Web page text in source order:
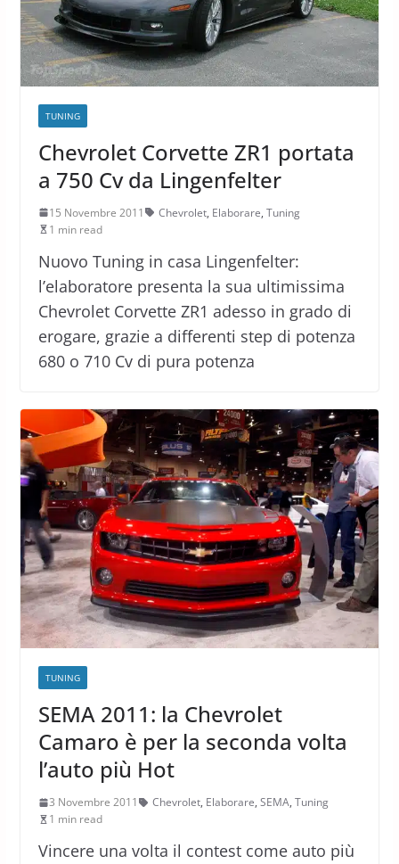
TUNING
Chevrolet Corvette ZR1 portata
a 750 Cv da Lingenfelter
15 Novembre 2011 Chevrolet, Elaborare, Tuning
1 min read
Nuovo Tuning in casa Lingenfelter:
l’elaboratore presenta la sua ultimissima
Chevrolet Corvette ZR1 adesso in grado di
erogare, grazie a differenti step di potenza
680 o 710 Cv di pura potenza
TUNING
SEMA 2011: la Chevrolet
Camaro è per la seconda volta
l’auto più Hot
3 Novembre 2011 Chevrolet, Elaborare, SEMA, Tuning
1 min read
Vincere una volta il contest come auto più